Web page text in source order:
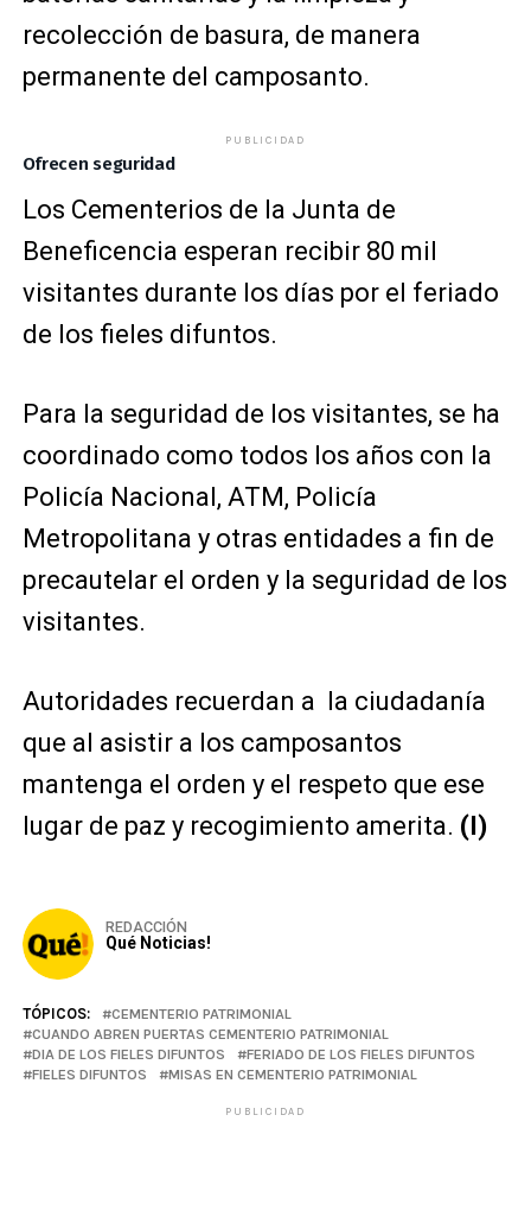
recolección de basura, de manera
permanente del camposanto.
PUBLICIDAD
Ofrecen seguridad
Los Cementerios de la Junta de
Beneficencia esperan recibir 80 mil
visitantes durante los días por el feriado
de los fieles difuntos.
Para la seguridad de los visitantes, se ha
coordinado como todos los años con la
Policía Nacional, ATM, Policía
Metropolitana y otras entidades a fin de
precautelar el orden y la seguridad de los
visitantes.
Autoridades recuerdan a la ciudadanía
que al asistir a los camposantos
mantenga el orden y el respeto que ese
lugar de paz y recogimiento amerita. (I)
REDACCIÓN
Qué Noticias!
TÓPICOS:
CEMENTERIO PATRIMONIAL
CUANDO ABREN PUERTAS CEMENTERIO PATRIMONIAL
DIA DE LOS FIELES DIFUNTOS
FERIADO DE LOS FIELES DIFUNTOS
FIELES DIFUNTOS
MISAS EN CEMENTERIO PATRIMONIAL
PUBLICIDAD